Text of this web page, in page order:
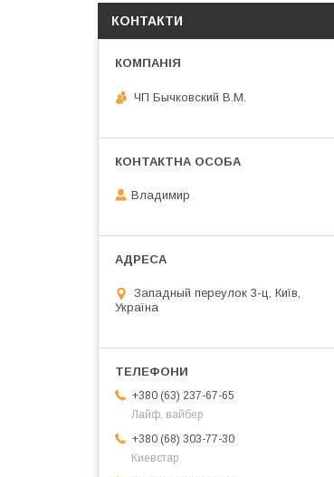
КОНТАКТИ
ЧП Бычковский В.М.
Владимир
Западный переулок 3-ц, Київ,
Україна
+380 (63) 237-67-65
Лайф, вайбер
+380 (68) 303-77-30
Киевстар